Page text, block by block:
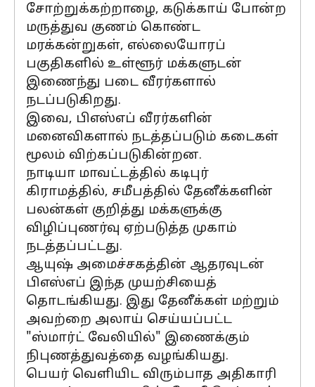
சோற்றுக்கற்றாழை, கடுக்காய் போன்ற
மருத்துவ குணம் கொண்ட
மரக்கன்றுகள், எல்லையோரப்
பகுதிகளில் உள்ளூர் மக்களுடன்
இணைந்து படை வீரர்களால்
நடப்படுகிறது.
இவை, பிஎஸ்எப் வீரர்களின்
மனைவிகளால் நடத்தப்படும் கடைகள்
மூலம் விற்கப்படுகின்றன.
நாடியா மாவட்டத்தில் கடிபுர்
கிராமத்தில், சமீபத்தில் தேனீக்களின்
பலன்கள் குறித்து மக்களுக்கு
விழிப்புணர்வு ஏற்படுத்த முகாம்
நடத்தப்பட்டது.
ஆயுஷ் அமைச்சகத்தின் ஆதரவுடன்
பிஎஸ்எப் இந்த முயற்சியைத்
தொடங்கியது. இது தேனீக்கள் மற்றும்
அவற்றை அலாய் செய்யப்பட்ட
"ஸ்மார்ட் வேலியில்" இணைக்கும்
நிபுணத்துவத்தை வழங்கியது.
பெயர் வெளியிட விரும்பாத அதிகாரி